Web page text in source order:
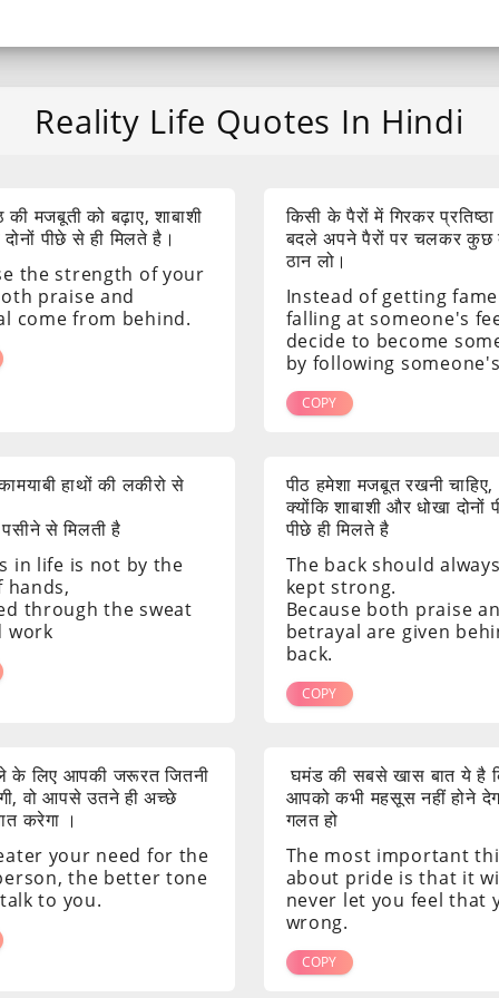
Reality Life Quotes In Hindi
की मजबूती को बढ़ाए, शाबाशी
पीछे से ही मिलते है।
the strength of your
praise and
come from behind.
किसी के पैरों में गिरकर
बदले अपने पैरों पर चलकर कुछ
ठान लो।
Instead of getting
falling at someone's
decide to become
by following
COPY
हाथों की लकीरो से
से मिलती है
in life is not by the
hands,
through the sweat
work
पीठ हमेशा मजबूत रखनी चाहिए,
क्योंकि शाबाशी और धोखा दोनों
पीछे ही मिलते है
The back should
kept strong.
Because both praise
betrayal are given
back.
COPY
के लिए आपकी जरूरत जितनी
वो आपसे उतने ही अच्छे
करेगा ।
your need for the
the better tone
to you.
घमंड की सबसे खास बात ये है
आपको कभी महसूस नहीं होने
गलत हो
The most important
about pride is that it
never let you feel that
wrong.
COPY